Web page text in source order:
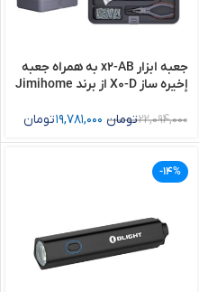
جعبه ابزار x2-AB به همراه جعبه
إخیره ساز X0-D از برند Jimihome
22,094,000تومان 19,781,000تومان
-14%